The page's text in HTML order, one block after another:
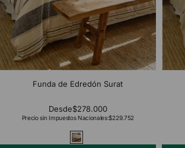
Funda de Edredón Surat
Desde$278.000
Precio sin Impuestos Nacionales:$229.752